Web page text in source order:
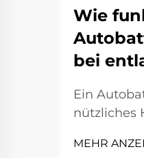
Wie
bei
Ein
nützliches
die
MEHR